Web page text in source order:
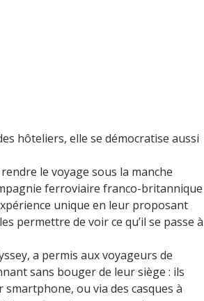
hôteliers, elle se démocratise aussi
le voyage sous la manche
ferroviaire franco-britannique
unique en leur proposant
permettre de voir ce qu’il se passe à
a permis aux voyageurs de
sans bouger de leur siège : ils
ou via des casques à